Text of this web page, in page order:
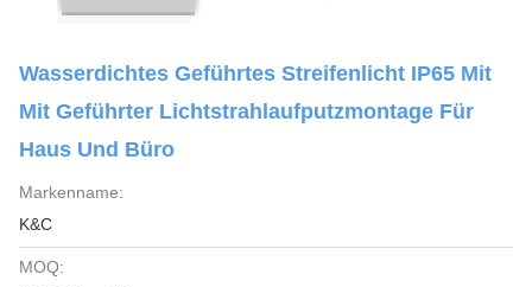
Wasserdichtes Geführtes Streifenlicht IP65 Mit
Mit Geführter Lichtstrahlaufputzmontage Für
Haus Und Büro
Markenname:
K&C
MOQ: